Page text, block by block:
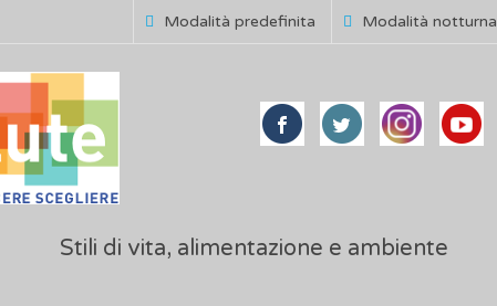
Modalità predefinita Modalità notturna
Stili di vita, alimentazione e ambiente